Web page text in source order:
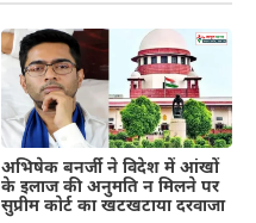
अभिषेक बनर्जी ने विदेश में आंखों
के इलाज की अनुमति न मिलने पर
सुप्रीम कोर्ट का खटखटाया दरवाजा